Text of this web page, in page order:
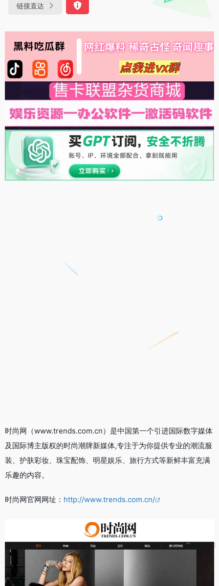
链接直达
时尚网（www.trends.com.cn）是中国第一个引进国际数字媒体
及国际博主版权的时尚潮牌新媒体,专注于为你提供专业的潮流服
装、护肤彩妆、珠宝配饰、明星娱乐、旅行方式等新鲜丰富充满
乐趣的内容。
时尚网官网网址： http://www.trends.com.cn/